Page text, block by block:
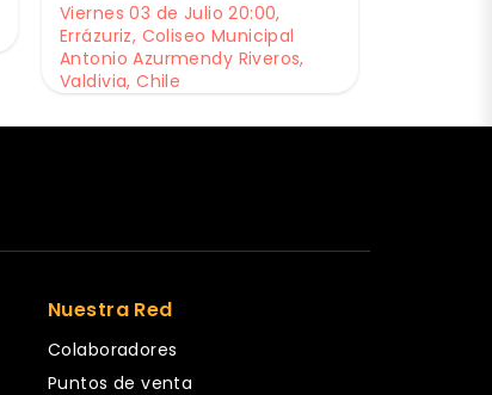
Viernes 03 de Julio 20:00,
Errázuriz, Coliseo Municipal
Antonio Azurmendy Riveros,
Valdivia, Chile
Nuestra Red
Colaboradores
Puntos de venta